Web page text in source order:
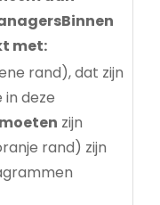
met:
rand), dat zijn
deze
moeten zijn
rand) zijn